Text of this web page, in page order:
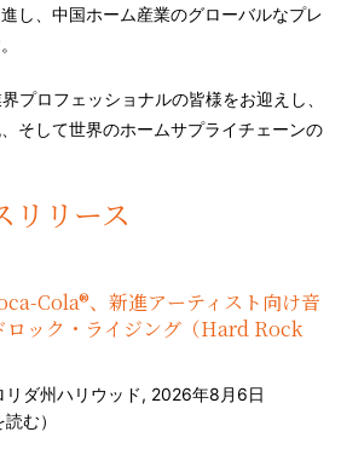
し、中国ホーム産業のグローバルなプレ
プロフェッショナルの皆様をお迎えし、
そして世界のホームサプライチェーンの
リリース
Cola®、新進アーティスト向け音
ロック・ライジング（Hard Rock
リダ州ハリウッド, 2026年8月6日
読む）